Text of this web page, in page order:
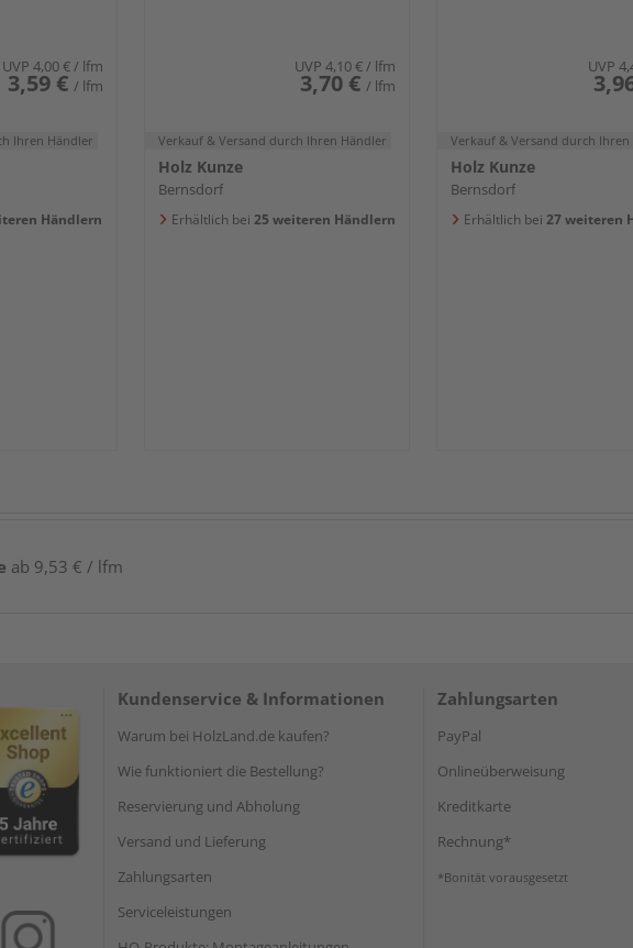
UVP 4,00 € / lfm
3,59 € / lfm
Ihren Händler
Händlern
UVP 4,10 € / lfm
3,70 € / lfm
Verkauf & Versand durch Ihren Händler
Holz Kunze
Bernsdorf
Erhältlich bei 25 weiteren Händlern
UVP
Verkauf & Versand durch Ihren
Holz Kunze
Bernsdorf
Erhältlich bei 27 weiteren
ab 9,53 € / lfm
Kundenservice & Informationen
Warum bei HolzLand.de kaufen?
Wie funktioniert die Bestellung?
Reservierung und Abholung
Versand und Lieferung
Zahlungsarten
Serviceleistungen
Zahlungsarten
PayPal
Onlineüberweisung
Kreditkarte
Rechnung*
*Bonität vorausgesetzt